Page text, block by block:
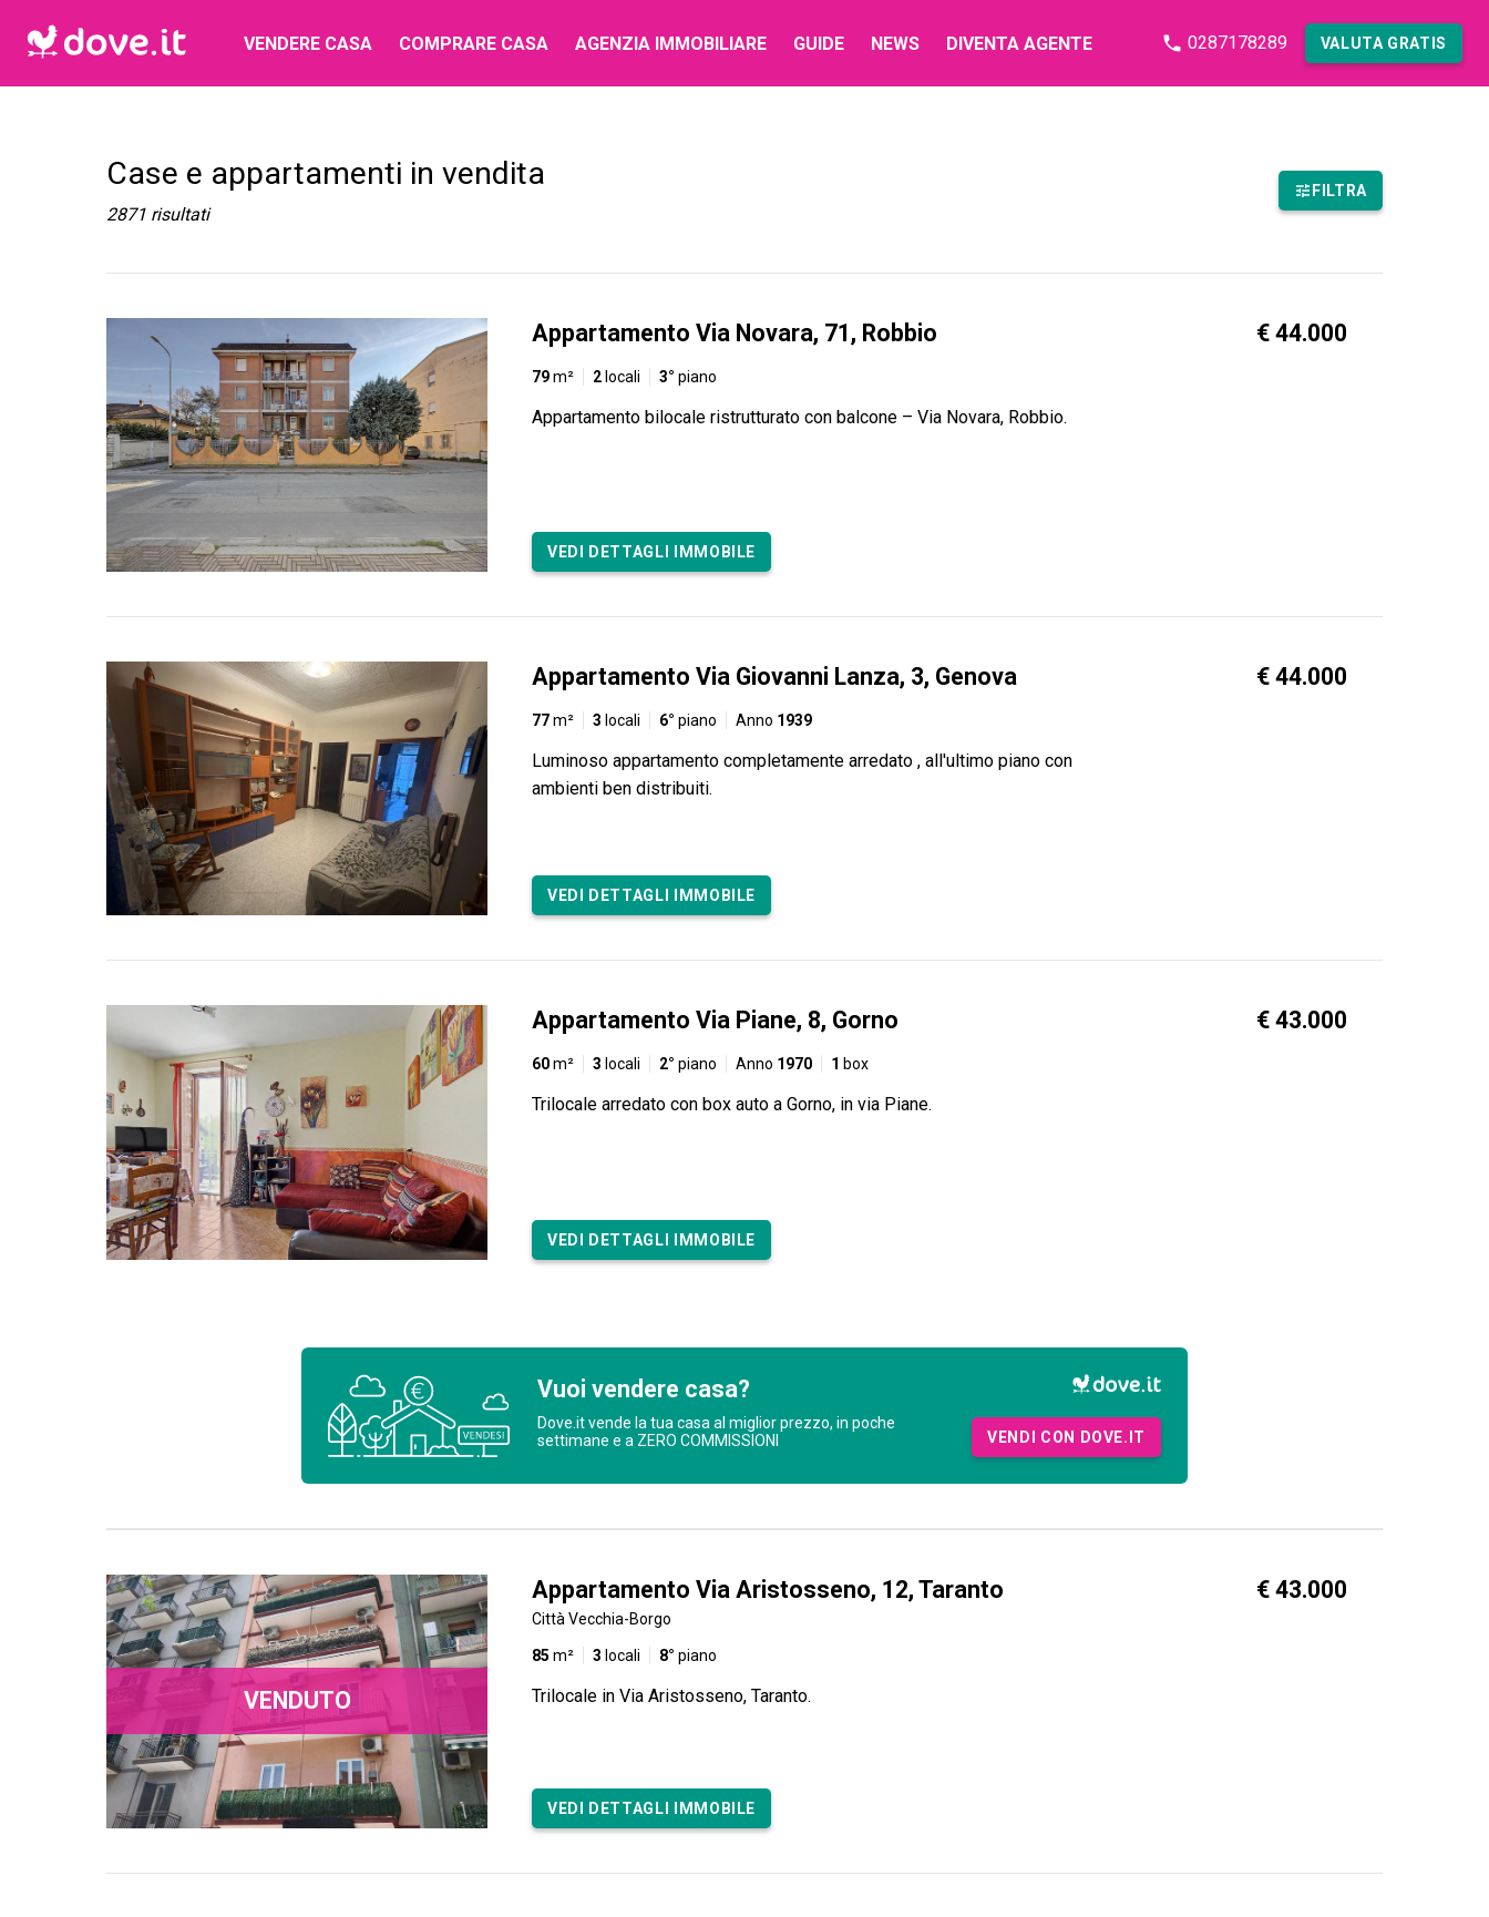
VENDERE CASA COMPRARE CASA AGENZIA IMMOBILIARE GUIDE NEWS DIVENTA AGENTE 0287178289 VALUTA GRATIS
Case e appartamenti in vendita
2871 risultati
FILTRA
Appartamento Via Novara, 71, Robbio
79m² 2 locali 3° piano
€ 44.000
Appartamento bilocale ristrutturato con balcone – Via Novara, Robbio.
VEDI DETTAGLI IMMOBILE
Appartamento Via Giovanni Lanza, 3, Genova
77m² 3 locali 6° piano Anno 1939
€ 44.000
Luminoso appartamento completamente arredato , all'ultimo piano con
ambienti ben distribuiti.
VEDI DETTAGLI IMMOBILE
Appartamento Via Piane, 8, Gorno
60m² 3 locali 2° piano Anno 1970 1 box
€ 43.000
Trilocale arredato con box auto a Gorno, in via Piane.
VEDI DETTAGLI IMMOBILE
Vuoi vendere casa?
Dove.it vende la tua casa al miglior prezzo, in poche
settimane e a ZERO COMMISSIONI
VENDI CON DOVE.IT
Appartamento Via Aristosseno, 12, Taranto
Città Vecchia-Borgo
85 m² 3 locali 8° piano
€ 43.000
Trilocale in Via Aristosseno, Taranto.
VEDI DETTAGLI IMMOBILE
VENDUTO